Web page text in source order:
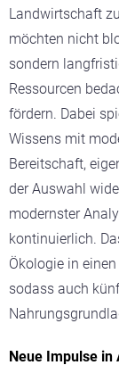
Landwirtschaft
möchten nicht
sondern
Ressourcen
fördern. Dabei
Wissens mit
Bereitschaft,
der Auswahl
modernster
kontinuierlich.
Ökologie in
sodass auch
Neue Impulse